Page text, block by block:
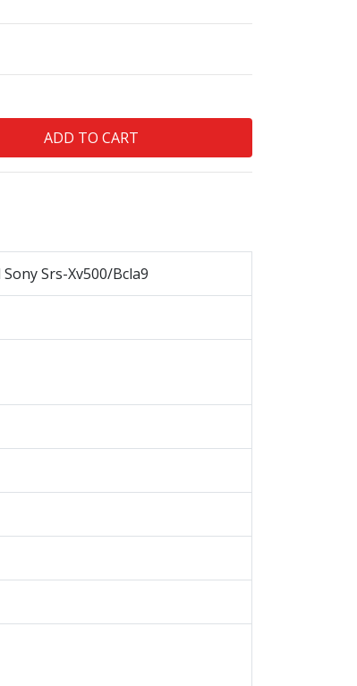
Srs-Xv500/Bcla9